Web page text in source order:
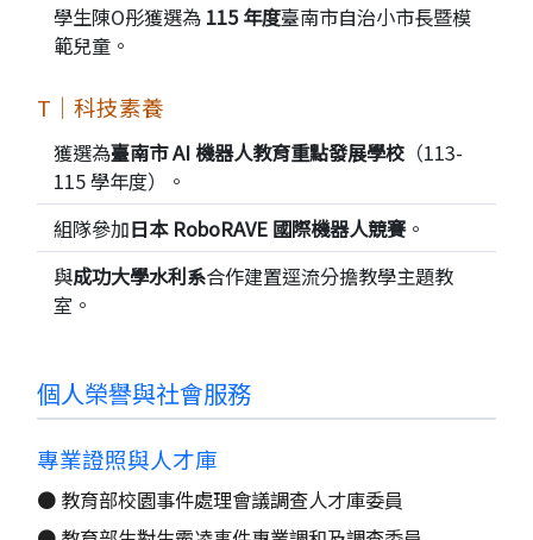
學生陳O彤獲選為 115 年度臺南市自治小市長暨模
範兒童。
T｜科技素養
獲選為臺南市 AI 機器人教育重點發展學校 （113-
115 學年度）。
組隊參加日本 RoboRAVE 國際機器人競賽。
與成功大學水利系合作建置逕流分擔教學主題教
室。
個人榮譽與社會服務
專業證照與人才庫
● 教育部校園事件處理會議調查人才庫委員